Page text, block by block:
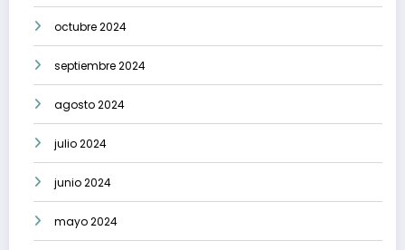
octubre 2024
septiembre 2024
agosto 2024
julio 2024
junio 2024
mayo 2024